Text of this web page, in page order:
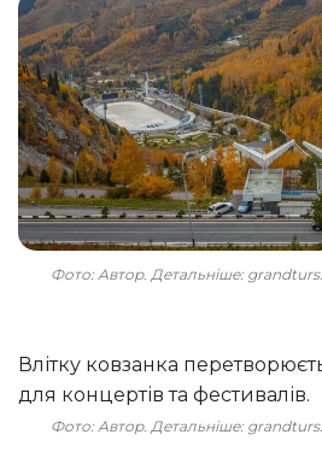
Фото: Автор. Детальніше:
Влітку ковзанка
для концертів та фестивалів.
Фото: Автор. Детальніше: